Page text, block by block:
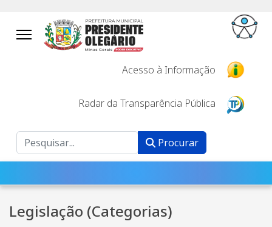
Acesso à Informação
Radar da Transparência Pública
Procurar Procurar
Legislação (Categorias)